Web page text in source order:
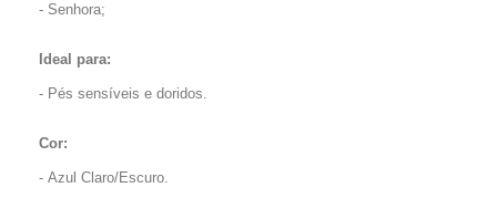
- Senhora;
Ideal para:
- Pés sensíveis e doridos.
Cor:
- Azul Claro/Escuro.